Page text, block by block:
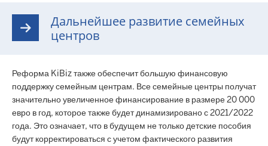
Дальнейшее развитие семейных
центров
Реформа KiBiz также обеспечит большую финансовую
поддержку семейным центрам. Все семейные центры получат
значительно увеличенное финансирование в размере 20 000
евро в год, которое также будет динамизировано с 2021/2022
года. Это означает, что в будущем не только детские пособия
будут корректироваться с учетом фактического развития